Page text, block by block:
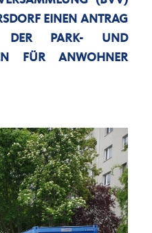
EINEN ANTRAG
DER PARK- UND
FÜR ANWOHNER